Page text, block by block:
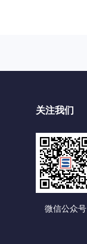
关注我们
微信公众号